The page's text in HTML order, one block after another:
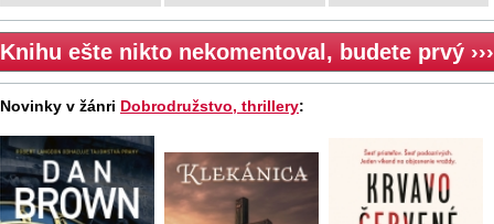
Knihu ešte nikto nekomentoval, budete prvý ›››
Novinky v žánri Dobrodružstvo, thrillery: